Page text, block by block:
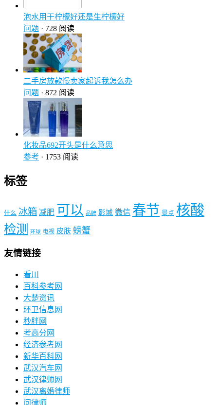
泡水用干柠檬好还是生柠檬好
问题 · 728 阅读
二手房放款慢卖家起诉我怎么办
问题 · 872 阅读
化妆品692开头是什么意思
参考 · 1753 阅读
标签
什么 冰箱 减肥 可以 品牌 影城 微信 春节 景点 核酸
检测 环球 电视 皮肤 螃蟹
友情链接
看川
百科参考网
大楚资讯
环卫信息网
秒胖网
考高分网
经济参考网
新华百科网
武汉汽车网
武汉律师网
武汉离婚律师
问律师